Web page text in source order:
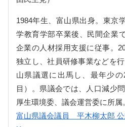
1984年生、富山県出身。東京
学教育学部卒業後、民間企業
企業の人材採用支援に従事。
独立し、社員研修事業などを
山県議選に出馬し、最年少
目）。県議会では、人口減少
厚生環境委、議会運営委に所属
富山県議会議員 平木柳太郎 公